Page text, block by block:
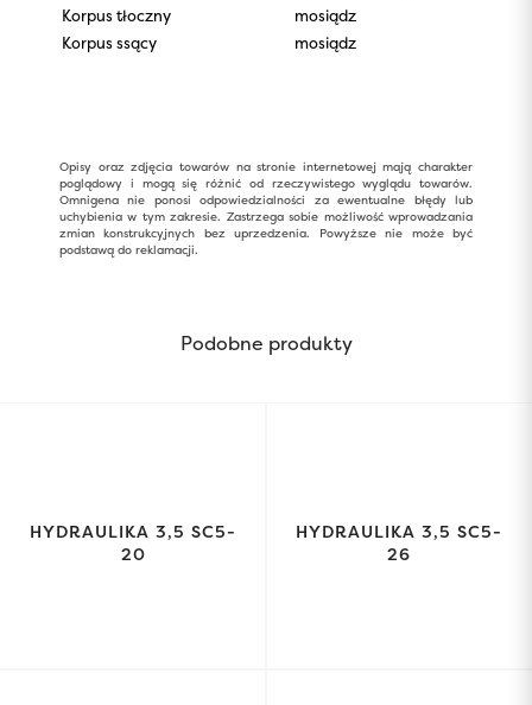
Korpus tłoczny
mosiądz
Korpus ssący
mosiądz
Opisy oraz zdjęcia towarów na stronie internetowej mają charakter
poglądowy i mogą się różnić od rzeczywistego wyglądu towarów.
Omnigena nie ponosi odpowiedzialności za ewentualne błędy lub
uchybienia w tym zakresie. Zastrzega sobie możliwość wprowadzania
zmian konstrukcyjnych bez uprzedzenia. Powyższe nie może być
podstawą do reklamacji.
Podobne produkty
HYDRAULIKA 3,5 SC5-
20
HYDRAULIKA 3,5 SC5-
26